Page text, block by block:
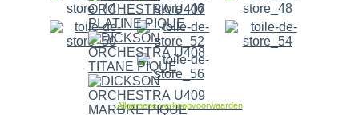
Allgemene verkoopvoorwaarden